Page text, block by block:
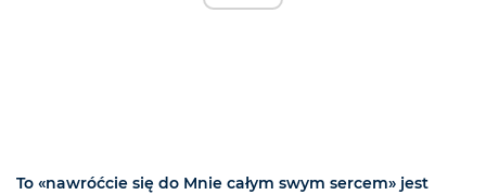
To «nawróćcie się do Mnie całym swym sercem» jest